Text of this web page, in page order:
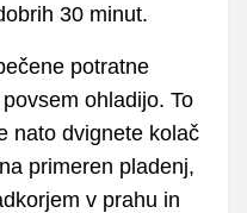
30 minut.
potratne
ohladijo. To
nato dvignete kolač
primeren pladenj,
v prahu in